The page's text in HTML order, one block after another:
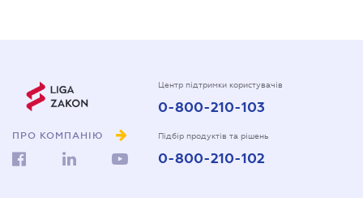
ПРО КОМПАНІЮ
Центр підтримки користувачів
0-800-210-103
Підбір продуктів та рішень
0-800-210-102